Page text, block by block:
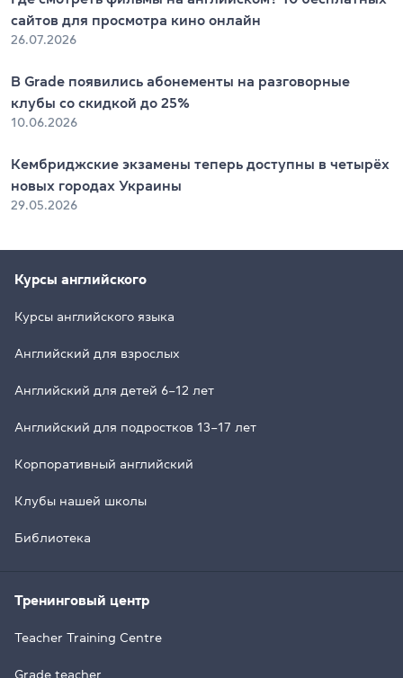
сайтов для просмотра кино онлайн
26.07.2026
В Grade появились абонементы на разговорные
клубы со скидкой до 25%
10.06.2026
Кембриджские экзамены теперь доступны в четырёх
новых городах Украины
29.05.2026
Курсы английского
Курсы английского языка
Английский для взрослых
Английский для детей 6–12 лет
Английский для подростков 13–17 лет
Корпоративный английский
Клубы нашей школы
Библиотека
Тренинговый центр
Teacher Training Centre
Grade teacher